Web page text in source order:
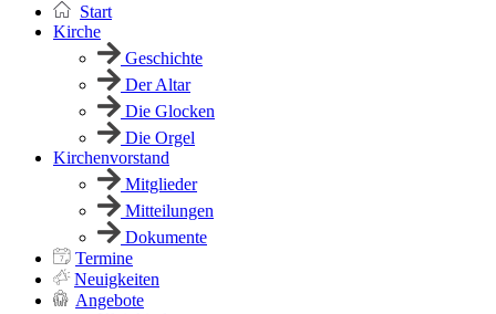
Start
Kirche
Geschichte
Der Altar
Die Glocken
Die Orgel
Kirchenvorstand
Mitglieder
Mitteilungen
Dokumente
Termine
Neuigkeiten
Angebote